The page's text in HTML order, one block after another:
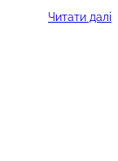
Читати далі